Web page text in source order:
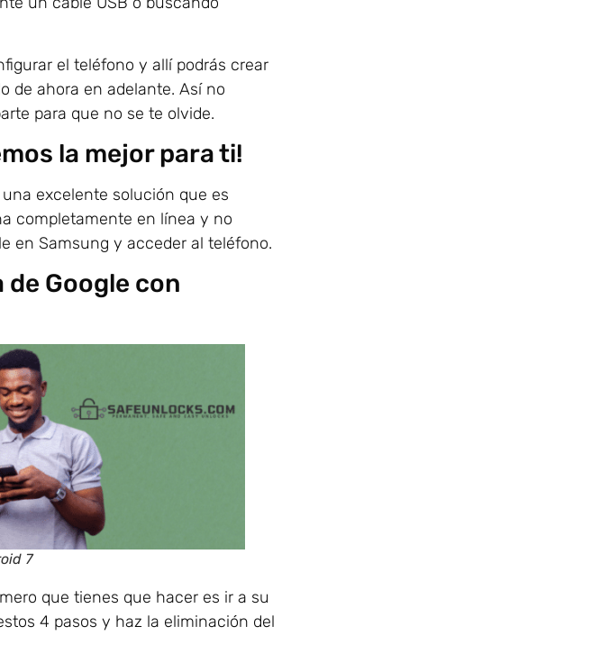
el teléfono y allí podrás crear
de ahora en adelante. Así no
para que no se te olvide.
la mejor para ti!
excelente solución que es
completamente en línea y no
en Samsung y acceder al teléfono.
de Google con
7
que tienes que hacer es ir a su
4 pasos y haz la eliminación del